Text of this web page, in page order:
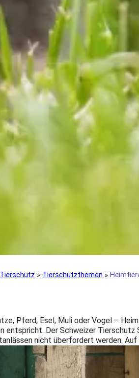
Tierschutz » Tierschutzthemen »
Pferd, Esel, Muli oder Vogel –
entspricht. Der Schweizer
nicht überfordert werden.